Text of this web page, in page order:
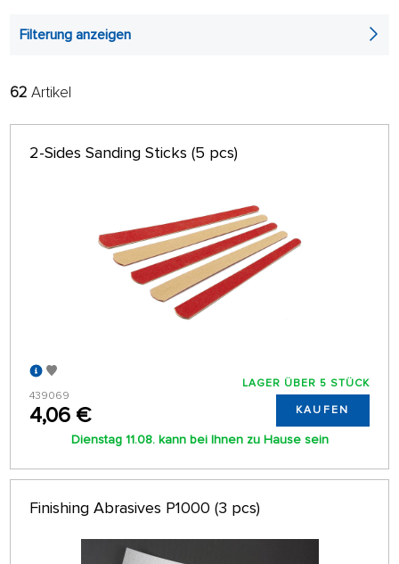
Filterung anzeigen
FILTER:
ALPHABETISCH
64 AUF SEITE
62 Artikel
2-Sides Sanding Sticks (5 pcs)
439069
4,06 €
LAGER ÜBER 5 STÜCK
KAUFEN
Dienstag 11.08. kann bei Ihnen zu Hause sein
Finishing Abrasives P1000 (3 pcs)